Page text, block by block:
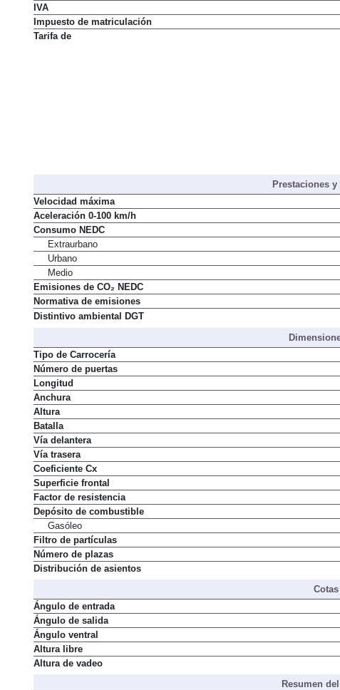
IVA
Impuesto de matriculación
Tarifa de
Prestaciones
Velocidad máxima
Aceleración 0-100 km/h
Consumo NEDC
Extraurbano
Urbano
Medio
Emisiones de CO₂ NEDC
Normativa de emisiones
Distintivo ambiental DGT
Tipo de Carrocería
Número de puertas
Longitud
Anchura
Altura
Batalla
Vía delantera
Vía trasera
Coeficiente Cx
Superficie frontal
Factor de resistencia
Depósito de combustible
Gasóleo
Filtro de partículas
Número de plazas
Distribución de asientos
Ángulo de entrada
Ángulo de salida
Ángulo ventral
Altura libre
Altura de vadeo
Resumen